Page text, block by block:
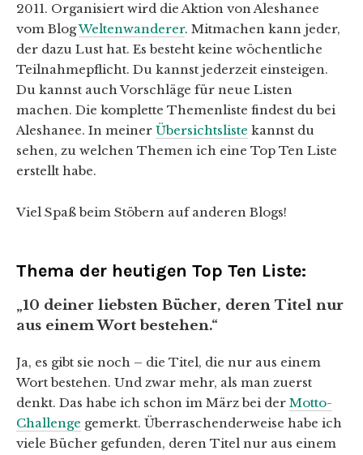
2011. Organisiert wird die Aktion von Aleshanee
vom BlogWeltenwanderer. Mitmachen kann jeder,
der dazu Lust hat. Es besteht keine wöchentliche
Teilnahmepflicht. Du kannst jederzeit einsteigen.
Du kannst auch Vorschläge für neue Listen
machen. Die komplette Themenliste findest du bei
Aleshanee. In meiner Übersichtsliste kannst du
sehen, zu welchen Themen ich eine Top Ten Liste
erstellt habe.
Viel Spaß beim Stöbern auf anderen Blogs!
Thema der heutigen Top Ten Liste:
„10 deiner liebsten Bücher, deren Titel nur
aus einem Wort bestehen.“
Ja, es gibt sie noch – die Titel, die nur aus einem
Wort bestehen. Und zwar mehr, als man zuerst
denkt. Das habe ich schon im März bei der Motto-
Challenge gemerkt. Überraschenderweise habe ich
viele Bücher gefunden, deren Titel nur aus einem